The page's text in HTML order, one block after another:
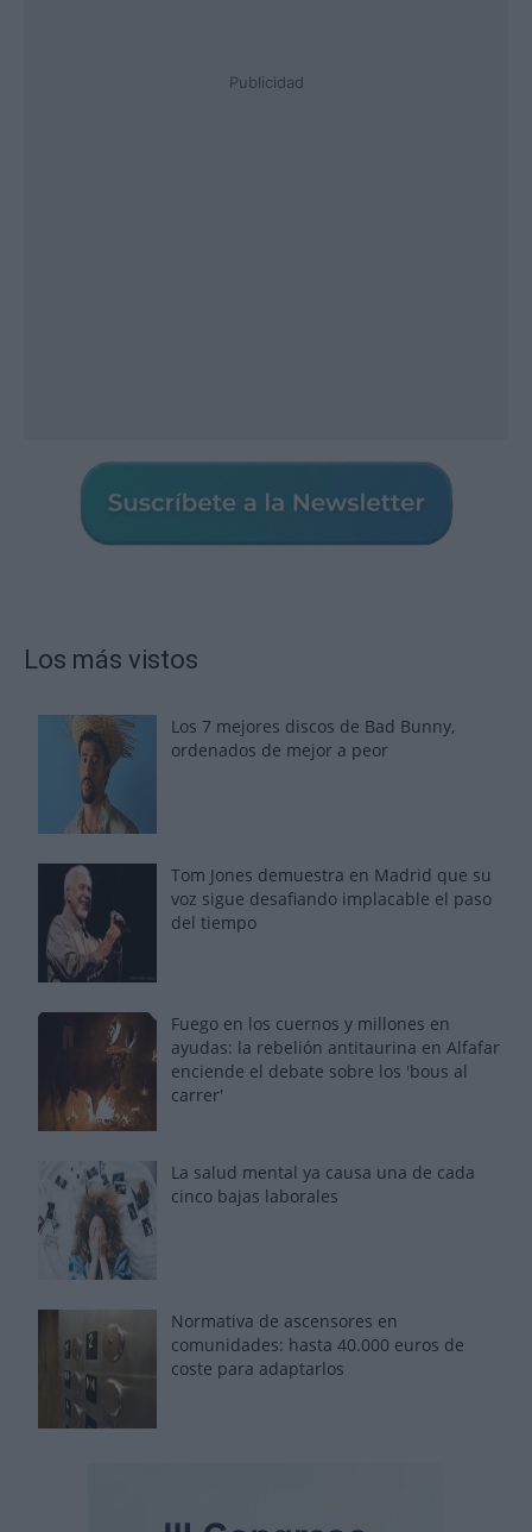
Publicidad
Los más vistos
Los 7 mejores discos de Bad Bunny,
ordenados de mejor a peor
Tom Jones demuestra en Madrid que su
voz sigue desafiando implacable el paso
del tiempo
Fuego en los cuernos y millones en
ayudas: la rebelión antitaurina en Alfafar
enciende el debate sobre los 'bous al
carrer'
La salud mental ya causa una de cada
cinco bajas laborales
Normativa de ascensores en
comunidades: hasta 40.000 euros de
coste para adaptarlos